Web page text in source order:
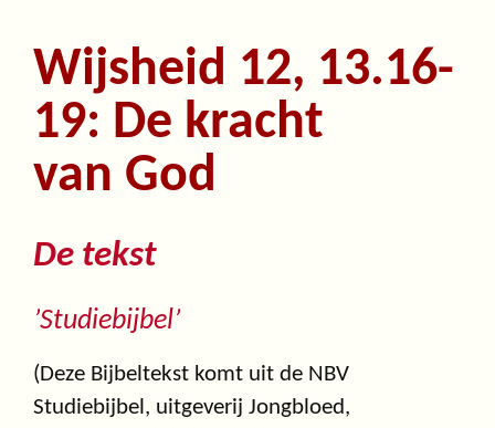
Wijsheid 12, 13.16-
19: De kracht
van God
De tekst
’Studiebijbel’
(Deze Bijbeltekst komt uit de NBV
Studiebijbel, uitgeverij Jongbloed,